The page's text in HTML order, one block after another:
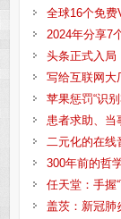
全球16个免费
2024年分享7
头条正式入局
写给互联网大
苹果惩罚“识
患者求助、
二元化的在线
300年前的哲
任天堂：手握
盖茨：新冠肺